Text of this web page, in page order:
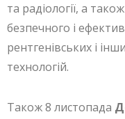
та радіології, а
безпечного і
рентгенівських і
технологій.
Також 8 листопада